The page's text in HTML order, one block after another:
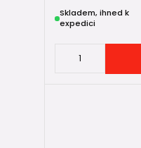
Skladem, ihned k
expedici